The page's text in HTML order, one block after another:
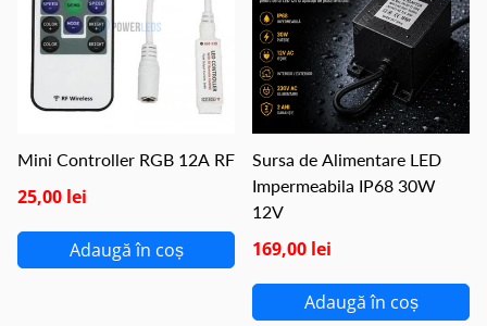
Mini Controller RGB 12A RF
25,00 lei
Adaugă în coș
Sursa de Alimentare LED
Impermeabila IP68 30W
12V
169,00 lei
Adaugă în coș